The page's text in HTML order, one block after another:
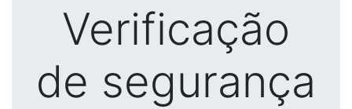
Verificação
de segurança